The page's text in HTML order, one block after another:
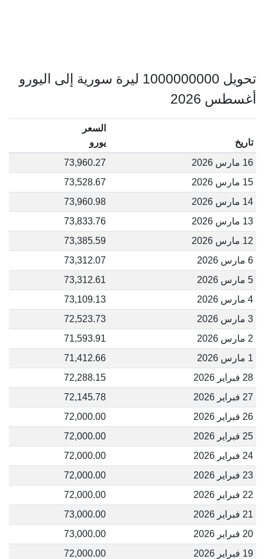
تحويل 1000000000 ليرة سورية إلى اليورو
أغسطس 2026
تاريخ
السعر
يورو
16 مارس 2026
73,960.27
15 مارس 2026
73,528.67
14 مارس 2026
73,960.98
13 مارس 2026
73,833.76
12 مارس 2026
73,385.59
6 مارس 2026
73,312.07
5 مارس 2026
73,312.61
4 مارس 2026
73,109.13
3 مارس 2026
72,523.73
2 مارس 2026
71,593.91
1 مارس 2026
71,412.66
28 فبراير 2026
72,288.15
27 فبراير 2026
72,145.78
26 فبراير 2026
72,000.00
25 فبراير 2026
72,000.00
24 فبراير 2026
72,000.00
23 فبراير 2026
72,000.00
22 فبراير 2026
72,000.00
21 فبراير 2026
73,000.00
20 فبراير 2026
73,000.00
19 فبراير 2026
72,000.00